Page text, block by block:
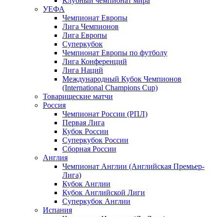
УЕФА
Чемпионат Европы
Лига Чемпионов
Лига Европы
Суперкубок
Чемпионат Европы по футболу
Лига Конференций
Лига Наций
Международный Кубок Чемпионов
(International Champions Cup)
Товарищеские матчи
Россия
Чемпионат России (РПЛ)
Первая Лига
Кубок России
Суперкубок России
Сборная России
Англия
Чемпионат Англии (Английская Премьер-
Лига)
Кубок Англии
Кубок Английской Лиги
Суперкубок Англии
Испания